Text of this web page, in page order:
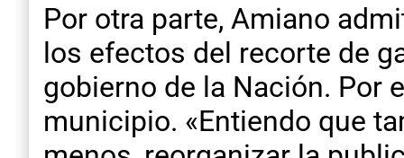
Por otra parte, Amiano
los efectos del recorte de
gobierno de la Nación. Por
municipio. «Entiendo que